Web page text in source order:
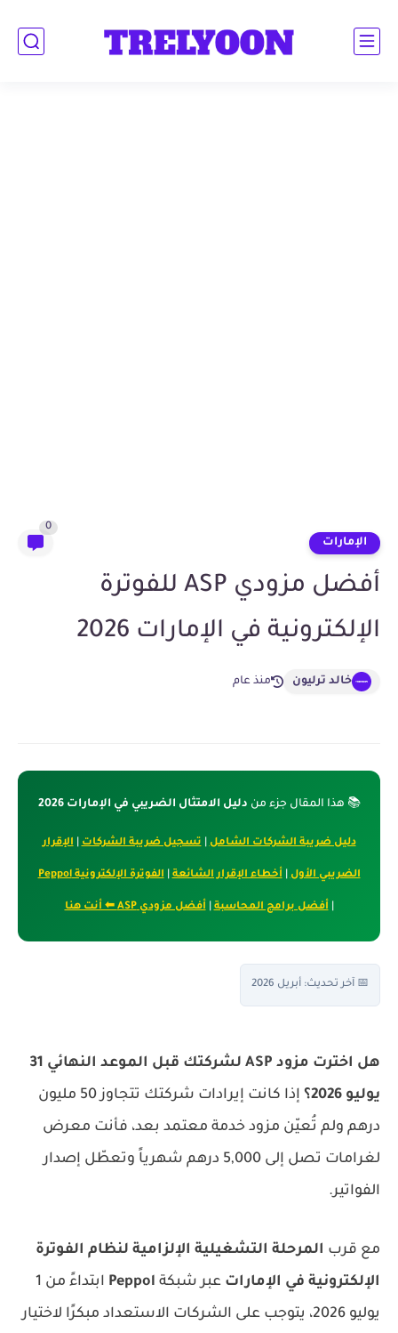
الإمارات
0
أفضل مزودي ASP للفوترة
الإلكترونية في الإمارات 2026
خالد ترليون منذ عام
📚 هذا المقال جزء من دليل الامتثال الضريبي في الإمارات 2026
دليل ضريبة الشركات الشامل|تسجيل ضريبة الشركات|الإقرار
الضريبي الأول|أخطاء الإقرار الشائعة|الفوترة الإلكترونية Peppol
|أفضل برامج المحاسبة|أفضل مزودي ASP ⬅ أنت هنا
📅 آخر تحديث: أبريل 2026
هل اخترت مزود ASP لشركتك قبل الموعد النهائي 31
يوليو 2026؟
إذا كانت إيرادات شركتك تتجاوز 50 مليون
درهم ولم تُعيّن مزود خدمة معتمد بعد، فأنت معرض
لغرامات تصل إلى 5,000 درهم شهرياً وتعطّل إصدار
الفواتير.
مع قرب المرحلة التشغيلية الإلزامية لنظام الفوترة
الإلكترونية في الإمارات عبر شبكة Peppol
ابتداءً من 1
يوليو 2026، يتوجب على الشركات الاستعداد مبكرًا لاختيار